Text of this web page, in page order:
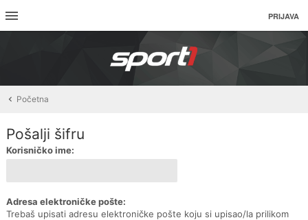
PRIJAVA
Početna
Pošalji šifru
Korisničko ime:
Adresa elektroničke pošte:
Trebaš upisati adresu elektroničke pošte koju si upisao/la prilikom